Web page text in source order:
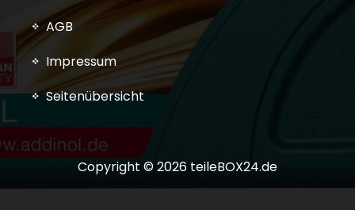
AGB
Impressum
Seitenübersicht
Copyright © 2026 teileBOX24.de